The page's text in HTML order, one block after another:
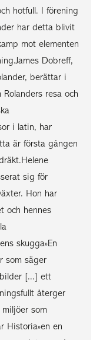
hotfull. I förening
har detta blivit
mot elementen
Dobreff,
berättar i
resa och
i latin, har
är första gången
sig för
Hon har
och hennes
skugga»En
som säger
[...] ett
återger
som
Historia»en en